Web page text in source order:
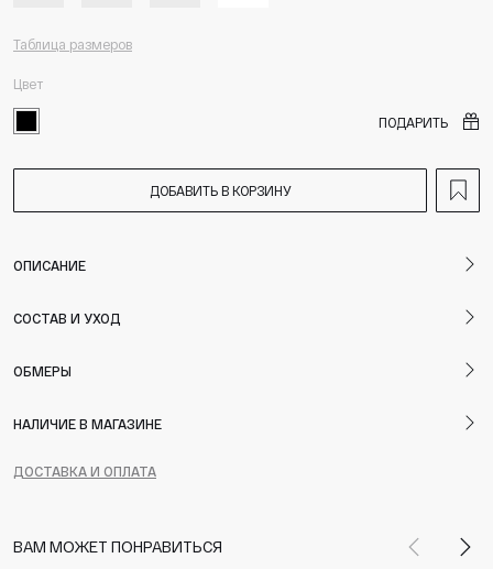
Таблица размеров
Цвет
ПОДАРИТЬ
ДОБАВИТЬ В КОРЗИНУ
ОПИСАНИЕ
СОСТАВ И УХОД
ОБМЕРЫ
НАЛИЧИЕ В МАГАЗИНЕ
ДОСТАВКА И ОПЛАТА
ВАМ МОЖЕТ ПОНРАВИТЬСЯ Назад